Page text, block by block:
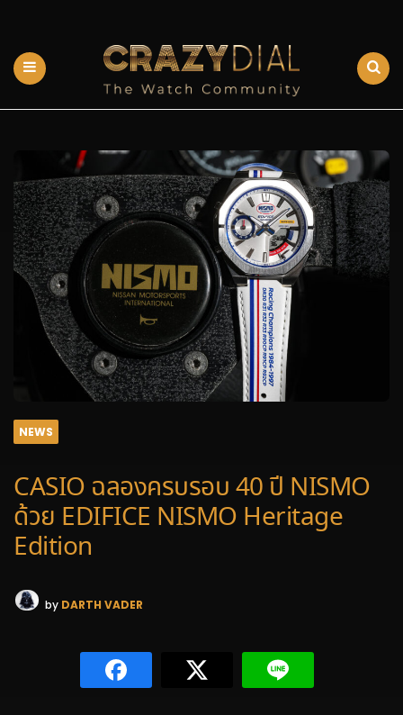
NEWS
CASIO ฉลองครบรอบ 40 ปี NISMO
ด้วย EDIFICE NISMO Heritage
Edition
by DARTH VADER